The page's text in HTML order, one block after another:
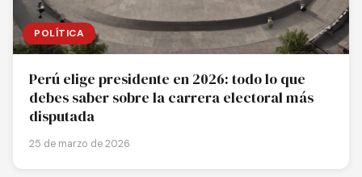
POLÍTICA
Perú elige presidente en 2026: todo lo que
debes saber sobre la carrera electoral más
disputada
25 de marzo de 2026